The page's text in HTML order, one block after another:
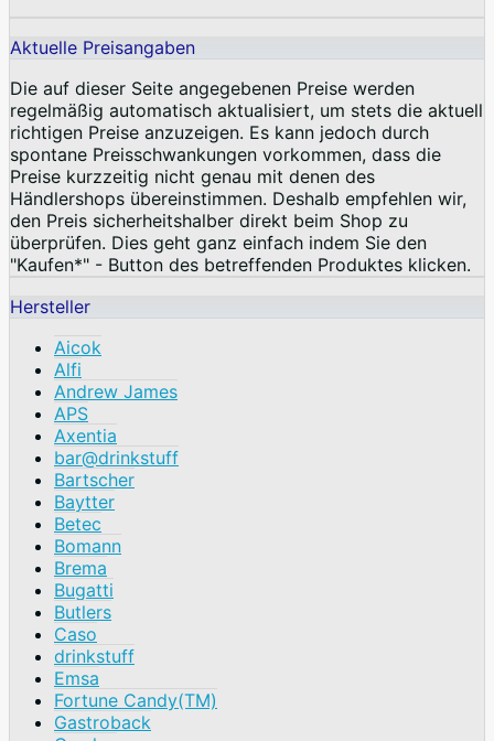
Aktuelle Preisangaben
Die auf dieser Seite angegebenen Preise werden
regelmäßig automatisch aktualisiert, um stets die aktuell
richtigen Preise anzuzeigen. Es kann jedoch durch
spontane Preisschwankungen vorkommen, dass die
Preise kurzzeitig nicht genau mit denen des
Händlershops übereinstimmen. Deshalb empfehlen wir,
den Preis sicherheitshalber direkt beim Shop zu
überprüfen. Dies geht ganz einfach indem Sie den
"Kaufen*" - Button des betreffenden Produktes klicken.
Hersteller
Aicok
Alfi
Andrew James
APS
Axentia
bar@drinkstuff
Bartscher
Baytter
Betec
Bomann
Brema
Bugatti
Butlers
Caso
drinkstuff
Emsa
Fortune Candy(TM)
Gastroback